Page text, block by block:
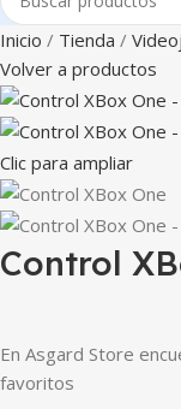
Inicio Tienda
Volver a productos
Clic para ampliar
Control
En Asgard Store
favoritos